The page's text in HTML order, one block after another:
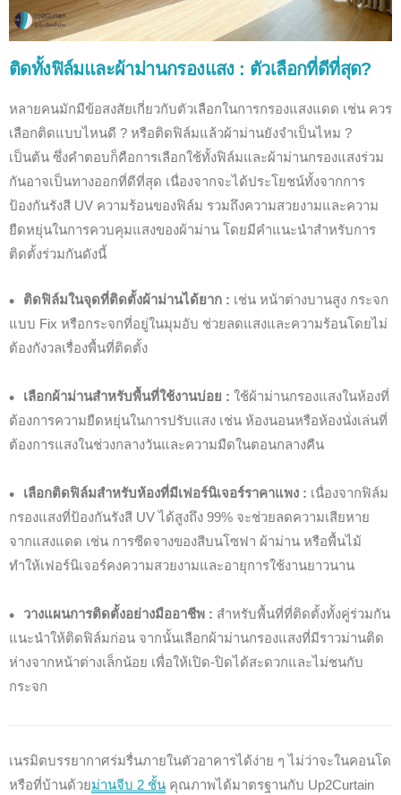
ติดทั้งฟิล์มและผ้าม่านกรองแสง : ตัวเลือกที่ดีที่สุด?
หลายคนมักมีข้อสงสัยเกี่ยวกับตัวเลือกในการกรองแสงแดด เช่น ควร
เลือกติดแบบไหนดี ? หรือติดฟิล์มแล้วผ้าม่านยังจำเป็นไหม ?
เป็นต้น ซึ่งคำตอบก็คือการเลือกใช้ทั้งฟิล์มและผ้าม่านกรองแสงร่วม
กันอาจเป็นทางออกที่ดีที่สุด เนื่องจากจะได้ประโยชน์ทั้งจากการ
ป้องกันรังสี UV ความร้อนของฟิล์ม รวมถึงความสวยงามและความ
ยืดหยุ่นในการควบคุมแสงของผ้าม่าน โดยมีคำแนะนำสำหรับการ
ติดตั้งร่วมกันดังนี้
ติดฟิล์มในจุดที่ติดตั้งผ้าม่านได้ยาก : เช่น หน้าต่างบานสูง กระจก
แบบ Fix หรือกระจกที่อยู่ในมุมอับ ช่วยลดแสงและความร้อนโดยไม่
ต้องกังวลเรื่องพื้นที่ติดตั้ง
เลือกผ้าม่านสำหรับพื้นที่ใช้งานบ่อย : ใช้ผ้าม่านกรองแสงในห้องที่
ต้องการความยืดหยุ่นในการปรับแสง เช่น ห้องนอนหรือห้องนั่งเล่นที่
ต้องการแสงในช่วงกลางวันและความมืดในตอนกลางคืน
เลือกติดฟิล์มสำหรับห้องที่มีเฟอร์นิเจอร์ราคาแพง : เนื่องจากฟิล์ม
กรองแสงที่ป้องกันรังสี UV ได้สูงถึง 99% จะช่วยลดความเสียหาย
จากแสงแดด เช่น การซีดจางของสีบนโซฟา ผ้าม่าน หรือพื้นไม้
ทำให้เฟอร์นิเจอร์คงความสวยงามและอายุการใช้งานยาวนาน
วางแผนการติดตั้งอย่างมืออาชีพ : สำหรับพื้นที่ที่ติดตั้งทั้งคู่ร่วมกัน
แนะนำให้ติดฟิล์มก่อน จากนั้นเลือกผ้าม่านกรองแสงที่มีราวม่านติด
ห่างจากหน้าต่างเล็กน้อย เพื่อให้เปิด-ปิดได้สะดวกและไม่ชนกับ
กระจก
เนรมิตบรรยากาศร่มรื่นภายในตัวอาคารได้ง่าย ๆ ไม่ว่าจะในคอนโด
หรือที่บ้านด้วยม่านจีบ 2 ชั้น คุณภาพได้มาตรฐานกับ Up2Curtain